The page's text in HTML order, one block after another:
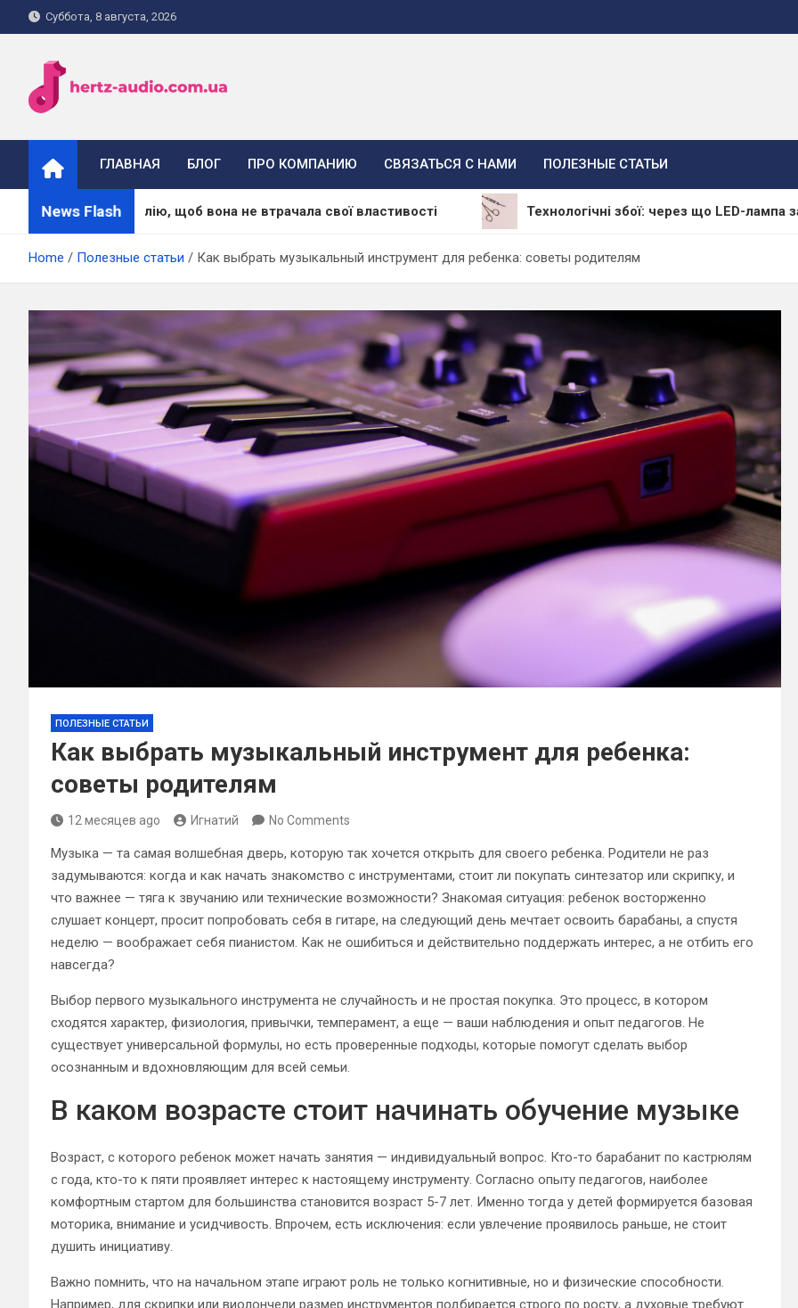
to
Суббота, 8 августа, 2026
hertz-audio.com.ua
ГЛАВНАЯ БЛОГ ПРО КОМПАНИЮ СВЯЗАТЬСЯ С НАМИ ПОЛЕЗНЫЕ СТАТЬИ
News Flash
олію, щоб вона не втрачала свої властивості Технологічні збої: через що LED-лампа залишає
Home Полезные статьи Как выбрать музыкальный инструмент для ребенка: советы родителям
ПОЛЕЗНЫЕ СТАТЬИ
Как выбрать музыкальный инструмент для ребенка:
советы родителям
12 месяцев ago Игнатий No Comments
Музыка — та самая волшебная дверь, которую так хочется открыть для своего ребенка. Родители не раз
задумываются: когда и как начать знакомство с инструментами, стоит ли покупать синтезатор или скрипку, и
что важнее — тяга к звучанию или технические возможности? Знакомая ситуация: ребенок восторженно
слушает концерт, просит попробовать себя в гитаре, на следующий день мечтает освоить барабаны, а спустя
неделю — воображает себя пианистом. Как не ошибиться и действительно поддержать интерес, а не отбить его
навсегда?
Выбор первого музыкального инструмента не случайность и не простая покупка. Это процесс, в котором
сходятся характер, физиология, привычки, темперамент, а еще — ваши наблюдения и опыт педагогов. Не
существует универсальной формулы, но есть проверенные подходы, которые помогут сделать выбор
осознанным и вдохновляющим для всей семьи.
В каком возрасте стоит начинать обучение музыке
Возраст, с которого ребенок может начать занятия — индивидуальный вопрос. Кто-то барабанит по кастрюлям
с года, кто-то к пяти проявляет интерес к настоящему инструменту. Согласно опыту педагогов, наиболее
комфортным стартом для большинства становится возраст 5-7 лет. Именно тогда у детей формируется базовая
моторика, внимание и усидчивость. Впрочем, есть исключения: если увлечение проявилось раньше, не стоит
душить инициативу.
Важно помнить, что на начальном этапе играют роль не только когнитивные, но и физические способности.
Например, для скрипки или виолончели размер инструментов подбирается строго по росту, а духовые требуют